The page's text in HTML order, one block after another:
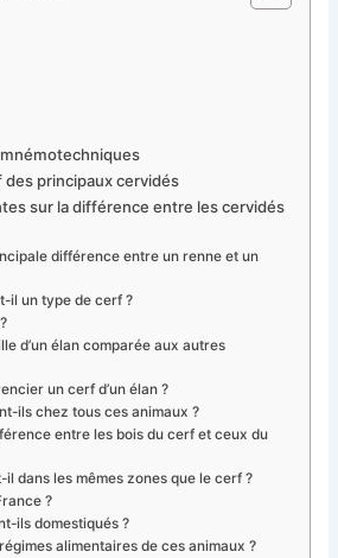
des principaux cervidés
sur la différence entre les cervidés
différence entre un renne et un
il un type de cerf ?
d’un élan comparée aux autres
un cerf d’un élan ?
ils chez tous ces animaux ?
entre les bois du cerf et ceux du
dans les mêmes zones que le cerf ?
?
ils domestiqués ?
alimentaires de ces animaux ?